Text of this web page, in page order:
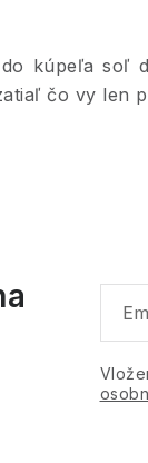
kúpeľa soľ
čo vy len